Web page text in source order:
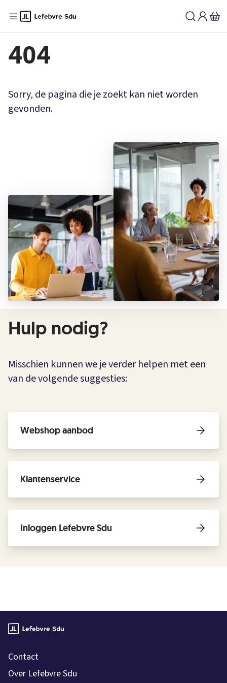
404
Sorry, de pagina die je zoekt kan niet worden
gevonden.
Hulp nodig?
Misschien kunnen we je verder helpen met een
van de volgende suggesties:
Webshop aanbod
Klantenservice
Inloggen Lefebvre Sdu
Contact
Over Lefebvre Sdu